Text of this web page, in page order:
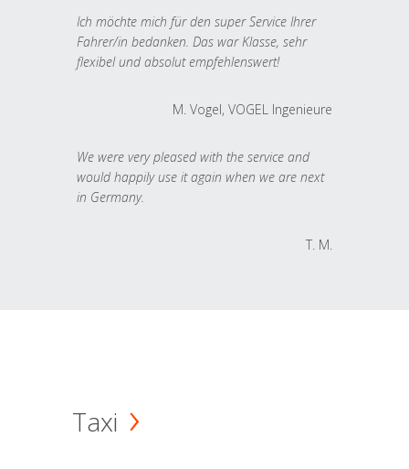
Ich möchte mich für den super Service Ihrer
Fahrer/in bedanken. Das war Klasse, sehr
flexibel und absolut empfehlenswert!
M. Vogel, VOGEL Ingenieure
We were very pleased with the service and
would happily use it again when we are next
in Germany.
T. M.
Taxi